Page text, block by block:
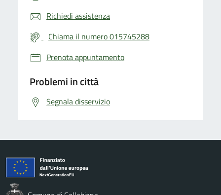
Richiedi assistenza
Chiama il numero 015745288
Prenota appuntamento
Problemi in città
Segnala disservizio